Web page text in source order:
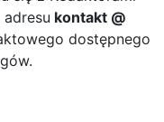
kontakt @
dostępnego